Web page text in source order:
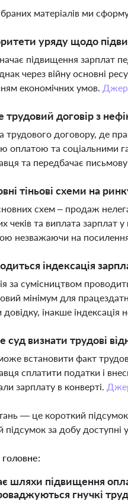
матеріалів ми
уряду щодо
підвищення зарплат
через війну основні
економічних умов.
договір з
договору, де
оплатою та соціальними
та передбачає
тіньові схеми на
схем – продаж
чеків та виплата зарплат
незважаючи на
індексація
за сумісництвом
мінімум для
довідку, інакше індексація
визнати трудові
встановити факт
сплатити податки і
зарплату в конверті.
— це короткий
підсумок за добу доступні у
шляхи підвищення
гнучкі